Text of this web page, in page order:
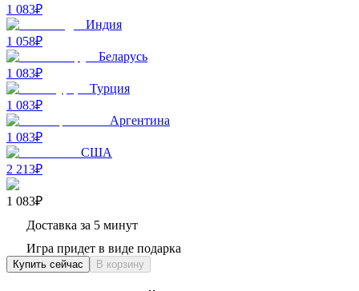
1 083₽
Индия
1 058₽
Беларусь
1 083₽
Турция
1 083₽
Аргентина
1 083₽
США
2 213₽
1 083₽
Доставка за 5 минут
Игра придет в виде подарка
Купить сейчас В корзину